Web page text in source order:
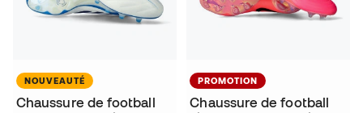
NOUVEAUTÉ
Chaussure de football
PROMOTION
Chaussure de football